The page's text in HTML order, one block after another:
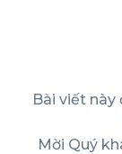
Bài viết
Mời Quý